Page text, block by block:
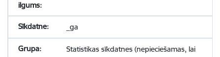
_ga
Statistikas sīkdatnes (nepieciešamas, lai